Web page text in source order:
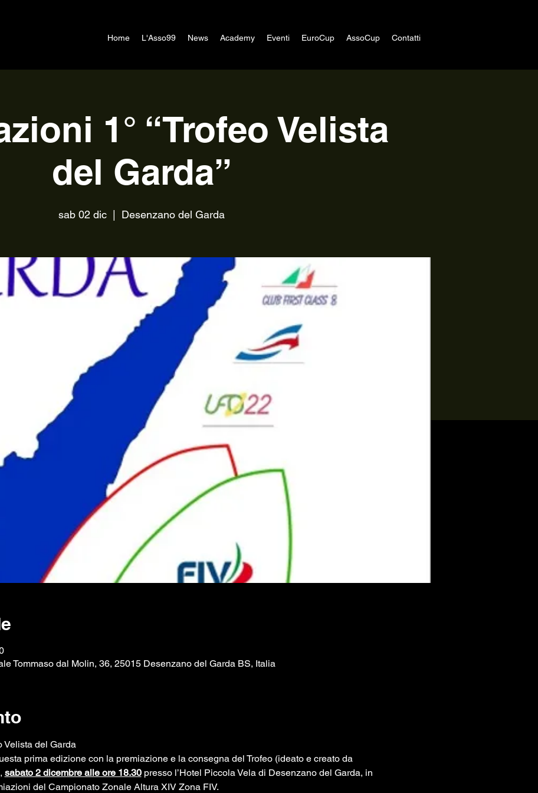
Home L'Asso99 News Academy Eventi EuroCup AssoCup Contatti
1° “Trofeo Velista
del Garda”
sab 02 dic Desenzano del Garda
Tommaso dal Molin, 36, 25015 Desenzano del Garda BS, Italia
Velista del Garda
prima edizione con la premiazione e la consegna del Trofeo (ideato e creato da
sabato 2 dicembre alle ore 18.30 presso l’Hotel Piccola Vela di Desenzano del Garda, in
del Campionato Zonale Altura XIV Zona FIV.